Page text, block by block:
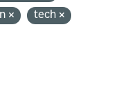
tech